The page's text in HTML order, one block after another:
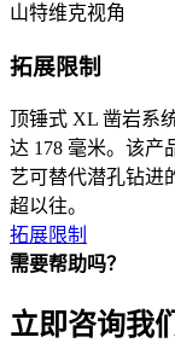
山特维克视角
拓展限制
顶锤式 XL 凿岩系
达 178 毫米。该产
艺可替代潜孔钻进
超以往。
拓展限制
需要帮助吗？
立即咨询我